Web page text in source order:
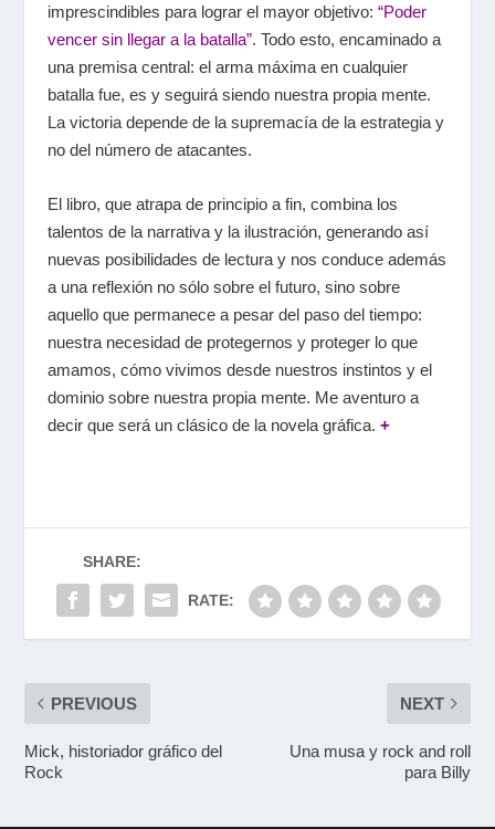
imprescindibles para lograr el mayor objetivo: “Poder
vencer sin llegar a la batalla”. Todo esto, encaminado a
una premisa central: el arma máxima en cualquier
batalla fue, es y seguirá siendo nuestra propia mente.
La victoria depende de la supremacía de la estrategia y
no del número de atacantes.
El libro, que atrapa de principio a fin, combina los
talentos de la narrativa y la ilustración, generando así
nuevas posibilidades de lectura y nos conduce además
a una reflexión no sólo sobre el futuro, sino sobre
aquello que permanece a pesar del paso del tiempo:
nuestra necesidad de protegernos y proteger lo que
amamos, cómo vivimos desde nuestros instintos y el
dominio sobre nuestra propia mente. Me aventuro a
decir que será un clásico de la novela gráfica. +
SHARE:
RATE:
PREVIOUS
Mick, historiador gráfico del
Rock
NEXT
Una musa y rock and roll
para Billy